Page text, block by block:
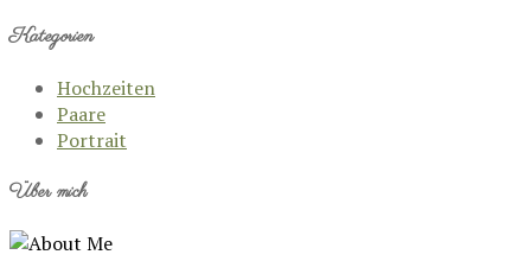
Kategorien
Hochzeiten
Paare
Portrait
Über mich